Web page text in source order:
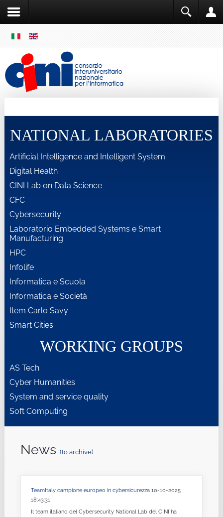
MENU
NATIONAL LABORATORIES
Artificial Intelligence and Intelligent System
Digital Health
CINI Lab on Data Science
CFC
Cybersecurity
Laboratorio Embedded Systems e Smart
Manufacturing
HPC
Infolife
Informatica e Scuola
Informatica e Società
Item Carlo Savy
Smart Cities
WORKING GROUPS
AS Tech
Cyber Humanities
System and service quality
Soft Computing
News (to archive)
TeamItaly campione europeo in cybersicurezza 10-10-2025
18:43:31
Il team italiano del Cybersecurity National Lab del CINI ha